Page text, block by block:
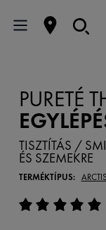
PURETÉ
TISZTÍTÁS /
ÉS SZEMEKRE
TERMÉKTÍPUS: